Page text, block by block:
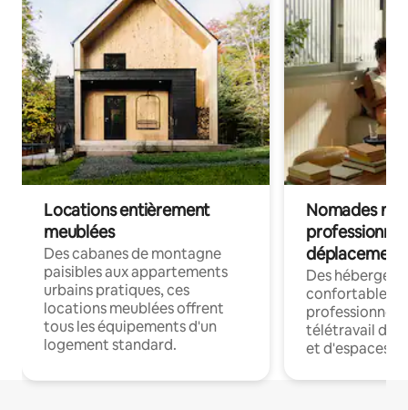
Locations entièrement
meublées
Des cabanes de montagne
paisibles aux appartements
urbains pratiques, ces
locations meublées offrent
tous les équipements d'un
logement standard.
Nomades
déplacement
Des
confortables
professionnels
télétravail
et d'espaces